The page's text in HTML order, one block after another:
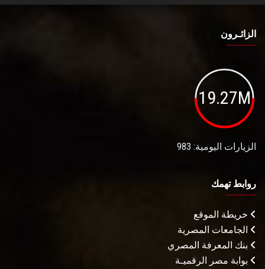
الزائـرون
19.27M
الزيارات اليومية: 983
روابط تهمك
خريطة الموقع
الجامعات المصرية
بنك المعرفة المصري
بوابة مصر الرقميـة